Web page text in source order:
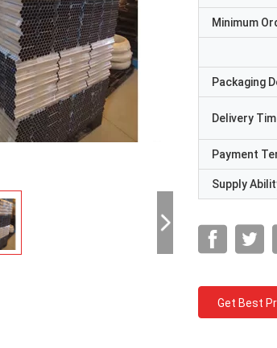
Minimum
Packaging
Delivery
Payment
Supply
Get Best